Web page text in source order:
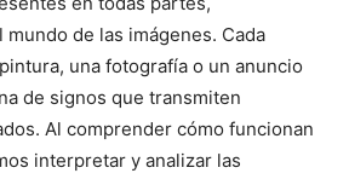
de las imágenes. Cada
una fotografía o un anuncio
de signos que transmiten
Al comprender cómo funcionan
interpretar y analizar las